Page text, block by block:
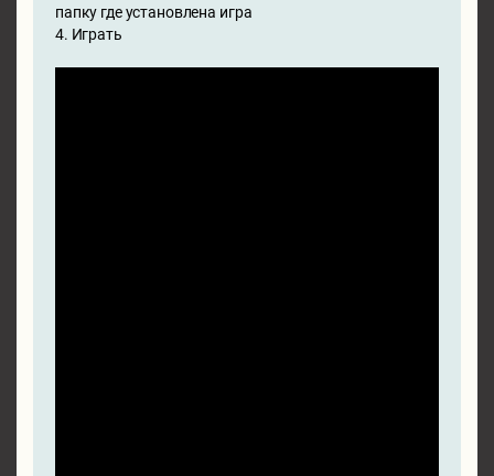
папку где установлена игра
4. Играть